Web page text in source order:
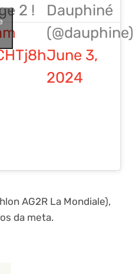
2 !
Dauphiné
(@dauphine)
June 3,
2024
AG2R La Mondiale),
da meta.